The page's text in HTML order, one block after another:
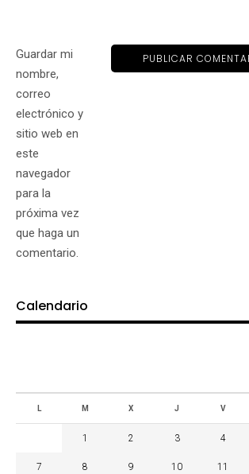
Guardar mi
nombre,
correo
electrónico y
sitio web en
este
navegador
para la
próxima vez
que haga un
comentario.
Calendario
L M X J V
1 2 3 4
7 8 9 10 11